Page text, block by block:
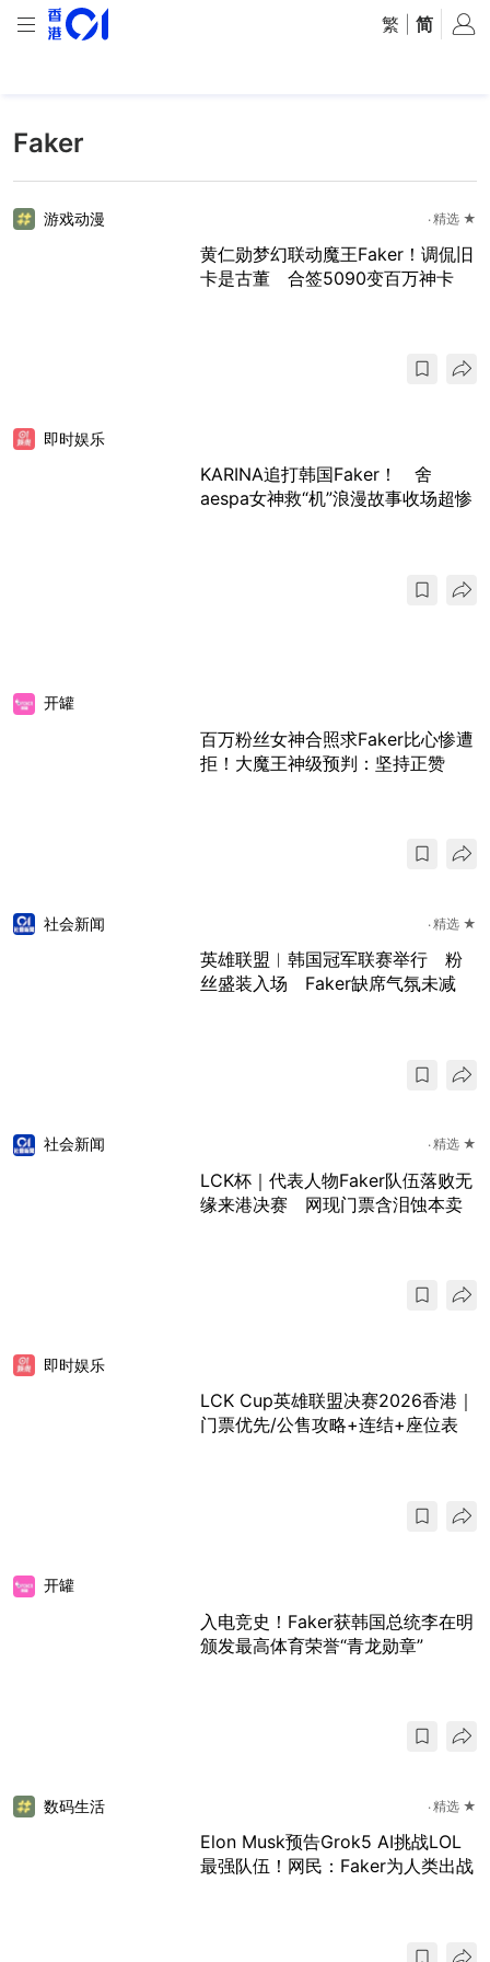
繁 简
Faker
游戏动漫 精选 ★
黄仁勋梦幻联动魔王Faker！调侃旧
卡是古董 合签5090变百万神卡
即时娱乐
KARINA追打韩国Faker！ 舍
aespa女神救“机”浪漫故事收场超惨
开罐
百万粉丝女神合照求Faker比心惨遭
拒！大魔王神级预判：坚持正赞
社会新闻 精选 ★
英雄联盟︱韩国冠军联赛举行 粉
丝盛装入场 Faker缺席气氛未减
社会新闻 精选 ★
LCK杯｜代表人物Faker队伍落败无
缘来港决赛 网现门票含泪蚀本卖
即时娱乐
LCK Cup英雄联盟决赛2026香港｜
门票优先/公售攻略+连结+座位表
开罐
入电竞史！Faker获韩国总统李在明
颁发最高体育荣誉“青龙勋章”
数码生活 精选 ★
Elon Musk预告Grok5 AI挑战LOL
最强队伍！网民：Faker为人类出战